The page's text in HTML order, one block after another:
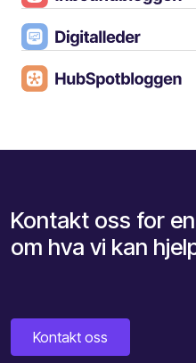
Kontakt oss for
om hva vi kan
Kontakt oss